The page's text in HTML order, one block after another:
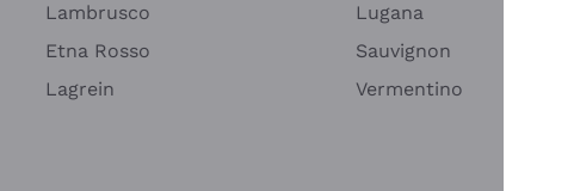
Lambrusco
Etna Rosso
Lagrein
Lugana
Sauvignon
Vermentino